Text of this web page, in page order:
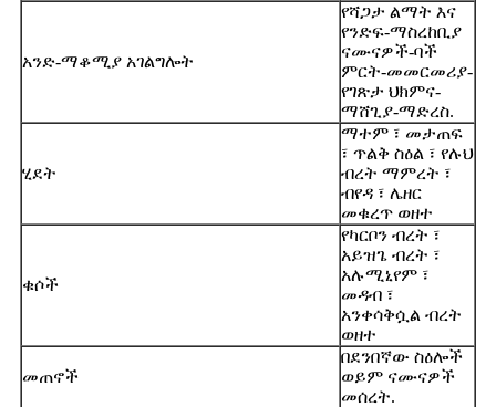
አንድ-ማቆሚያ አገልግሎት
የሻጋታ ልማት እና
የንድፍ-ማስረከቢያ
ናሙናዎች-ባች
ምርት-መመርመሪያ-
የገጽታ ህክምና-
ማሸጊያ-ማድረስ.
ሂደት
ማተም ፣ መታጠፍ
፣ ጥልቅ ስዕል ፣ የሉህ
ብረት ማምረት ፣
ብየዳ ፣ ሌዘር
መቁረጥ ወዘተ
ቁሶች
የካርቦን ብረት ፣
አይዝጌ ብረት ፣
አሉሚኒየም ፣
መዳብ ፣
አንቀሳቅሷል ብረት
ወዘተ
መጠኖች
በደንበኛው ስዕሎች
ወይም ናሙናዎች
መሰረት.